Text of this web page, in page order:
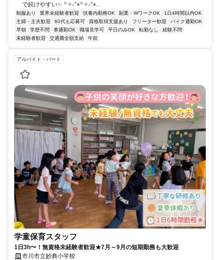
で続けやすい✨ ꙳✧˖°⌖꙳✧˖°⌖...
制服あり 業界未経験者歓迎 扶養内勤務OK 副業・WワークOK
1日4時間以内OK
主婦・主夫歓迎
60代も応募可 資格取得支援あり フリーター歓迎
バイク通勤OK
早朝
学歴不問 車通勤OK 職場見学可 平日のみOK 転勤なし
経験不問
未経験者歓迎
交通費全額支給 午前
アルバイト・パート
学童保育スタッフ
1日3h〜！無資格未経験者歓迎★7月～9月の短期勤務も大歓迎
市川市立妙典小学校